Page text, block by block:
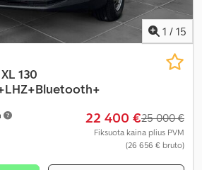
1 / 15
130
22 400 €25 000 €
Fiksuota kaina plius PVM
(26 656 € bruto)